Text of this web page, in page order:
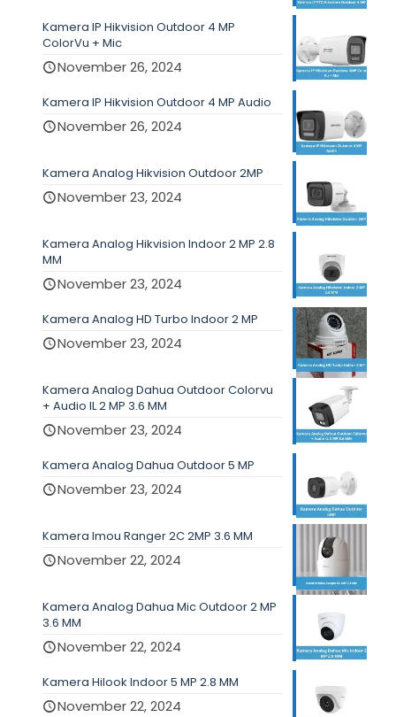
Kamera IP Hikvision Outdoor 4 MP
ColorVu + Mic
November 26, 2024
Kamera IP Hikvision Outdoor 4 MP Audio
November 26, 2024
Kamera Analog Hikvision Outdoor 2MP
November 23, 2024
Kamera Analog Hikvision Indoor 2 MP 2.8
MM
November 23, 2024
Kamera Analog HD Turbo Indoor 2 MP
November 23, 2024
Kamera Analog Dahua Outdoor Colorvu
+ Audio IL 2 MP 3.6 MM
November 23, 2024
Kamera Analog Dahua Outdoor 5 MP
November 23, 2024
Kamera Imou Ranger 2C 2MP 3.6 MM
November 22, 2024
Kamera Analog Dahua Mic Outdoor 2 MP
3.6 MM
November 22, 2024
Kamera Hilook Indoor 5 MP 2.8 MM
November 22, 2024